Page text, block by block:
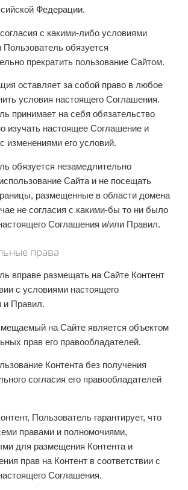
Федерации.
с какими-либо условиями
обязуется
прекратить пользование Сайтом.
оставляет за собой право в любое
условия настоящего Соглашения.
принимает на себя обязательство
изучать настоящее Соглашение и
изменениями его условий.
обязуется незамедлительно
Сайта и не посещать
размещенные в области домена
не согласия с какими-бы то ни было
Соглашения и/или Правил.
права
вправе размещать на Сайте Контент
с условиями настоящего
и Правил.
на Сайте является объектом
прав его правообладателей.
Контента без получения
согласия его правообладателей
Пользователь гарантирует, что
правами и полномочиями,
для размещения Контента и
прав на Контент в соответствии с
Соглашения.